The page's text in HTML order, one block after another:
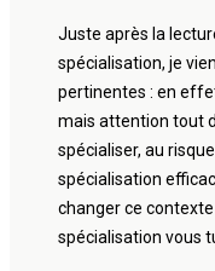
Juste après la
spécialisation, je
pertinentes : en
mais attention tout
spécialiser, au
spécialisation
changer ce
spécialisation vous